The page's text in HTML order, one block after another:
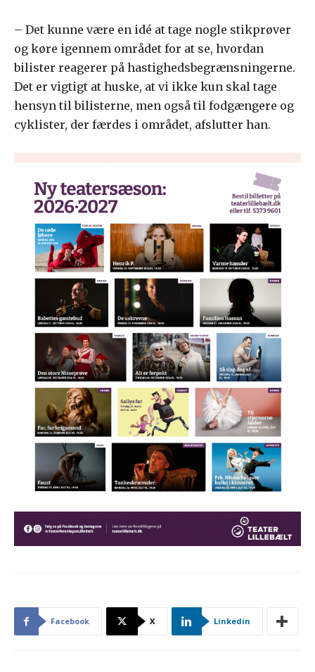
– Det kunne være en idé at tage nogle stikprøver
og køre igennem området for at se, hvordan
bilister reagerer på hastighedsbegrænsningerne.
Det er vigtigt at huske, at vi ikke kun skal tage
hensyn til bilisterne, men også til fodgængere og
cyklister, der færdes i området, afslutter han.
Facebook X Linkedin